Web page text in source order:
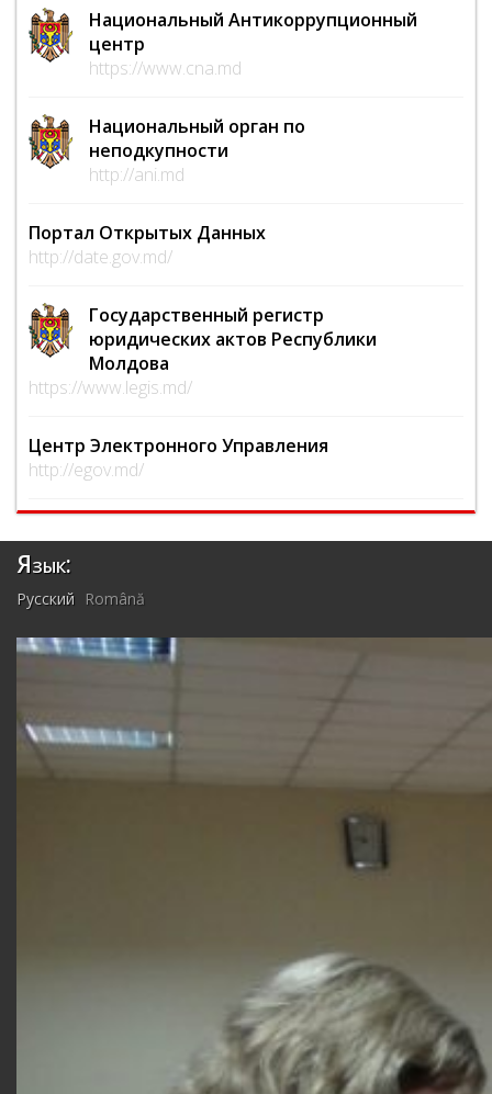
Национальный Антикоррупционный
центр
https://www.cna.md
Национальный орган по
неподкупности
http://ani.md
Портал Открытых Данных
http://date.gov.md/
Государственный регистр
юридических актов Республики
Молдова
https://www.legis.md/
Центр Электронного Управления
http://egov.md/
Язык:
Русский Română